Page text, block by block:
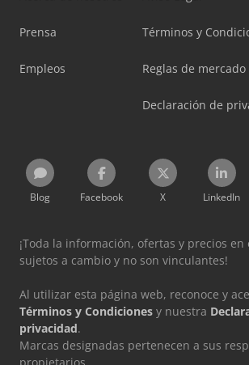
Prensa
Empleos
Términos y
Reglas de mercado
Declaración de
Blog Facebook X LinkedIn
¡Toda la información, ofertas y precios en
sujetos a cambio y no son vinculantes!
Al utilizar esta página web, reconoce y
Términos y Condiciones y nuestra
privacidad.
Marcas designadas pertenecen a sus